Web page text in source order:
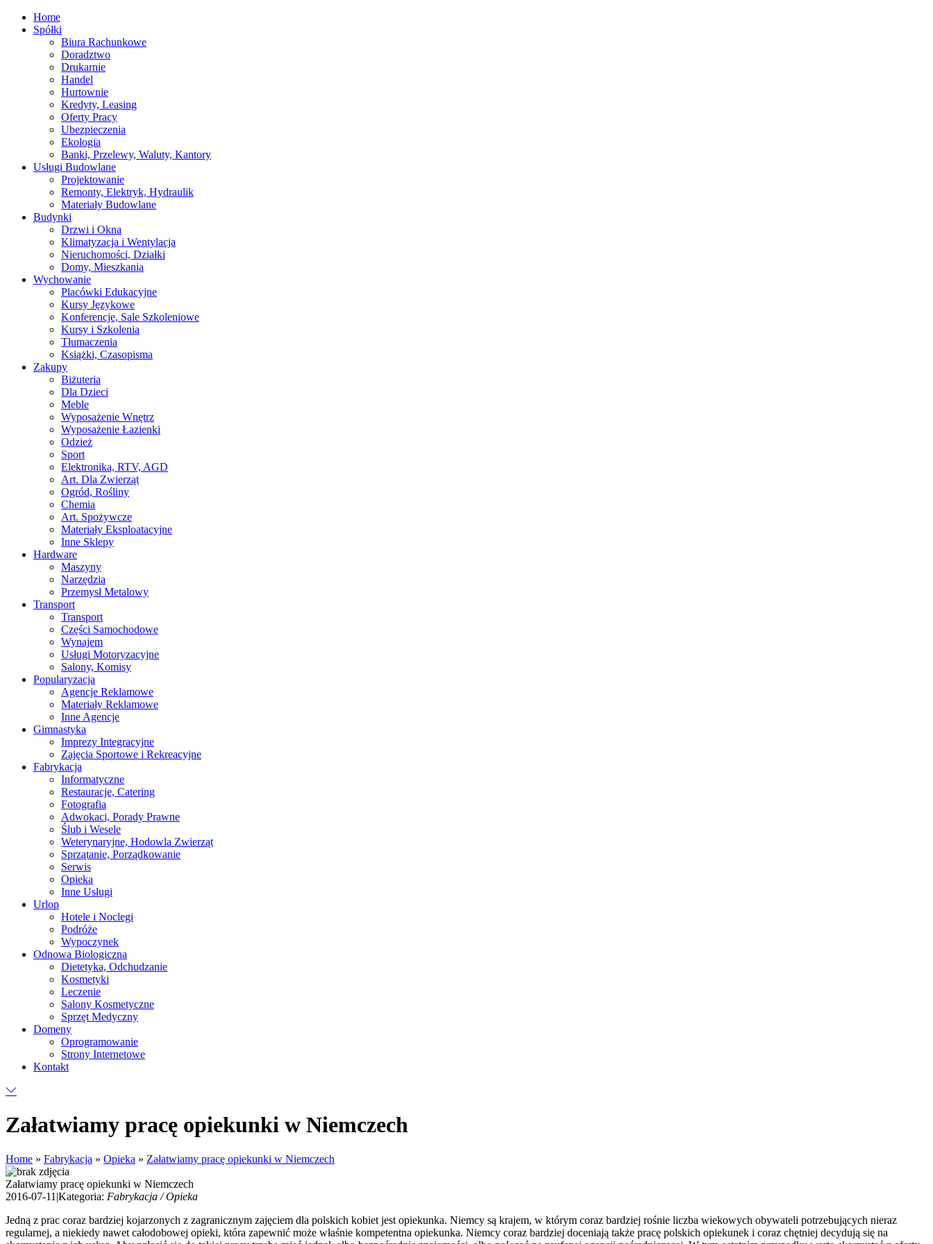
Home
Spółki
Biura Rachunkowe
Doradztwo
Drukarnie
Handel
Hurtownie
Kredyty, Leasing
Oferty Pracy
Ubezpieczenia
Ekologia
Banki, Przelewy, Waluty, Kantory
Usługi Budowlane
Projektowanie
Remonty, Elektryk, Hydraulik
Materiały Budowlane
Budynki
Drzwi i Okna
Klimatyzacja i Wentylacja
Nieruchomości, Działki
Domy, Mieszkania
Wychowanie
Placówki Edukacyjne
Kursy Językowe
Konferencje, Sale Szkoleniowe
Kursy i Szkolenia
Tłumaczenia
Książki, Czasopisma
Zakupy
Biżuteria
Dla Dzieci
Meble
Wyposażenie Wnętrz
Wyposażenie Łazienki
Odzież
Sport
Elektronika, RTV, AGD
Art. Dla Zwierząt
Ogród, Rośliny
Chemia
Art. Spożywcze
Materiały Eksploatacyjne
Inne Sklepy
Hardware
Maszyny
Narzędzia
Przemysł Metalowy
Transport
Transport
Części Samochodowe
Wynajem
Usługi Motoryzacyjne
Salony, Komisy
Popularyzacja
Agencje Reklamowe
Materiały Reklamowe
Inne Agencje
Gimnastyka
Imprezy Integracyjne
Zajęcia Sportowe i Rekreacyjne
Fabrykacja
Informatyczne
Restauracje, Catering
Fotografia
Adwokaci, Porady Prawne
Ślub i Wesele
Weterynaryjne, Hodowla Zwierząt
Sprzątanie, Porządkowanie
Serwis
Opieka
Inne Usługi
Urlop
Hotele i Noclegi
Podróże
Wypoczynek
Odnowa Biologiczna
Dietetyka, Odchudzanie
Kosmetyki
Leczenie
Salony Kosmetyczne
Sprzęt Medyczny
Domeny
Oprogramowanie
Strony Internetowe
Kontakt
Załatwiamy pracę opiekunki w Niemczech
Home » Fabrykacja » Opieka » Załatwiamy pracę opiekunki w Niemczech
Załatwiamy pracę opiekunki w Niemczech
2016-07-11 |Kategoria: Fabrykacja / Opieka
Jedną z prac coraz bardziej kojarzonych z zagranicznym zajęciem dla polskich kobiet jest opiekunka. Niemcy są krajem, w którym coraz bardziej rośnie liczba wiekowych obywateli potrzebujących nieraz
regularnej, a niekiedy nawet całodobowej opieki, która zapewnić może właśnie kompetentna opiekunka. Niemcy coraz bardziej doceniają także pracę polskich opiekunek i coraz chętniej decydują się na